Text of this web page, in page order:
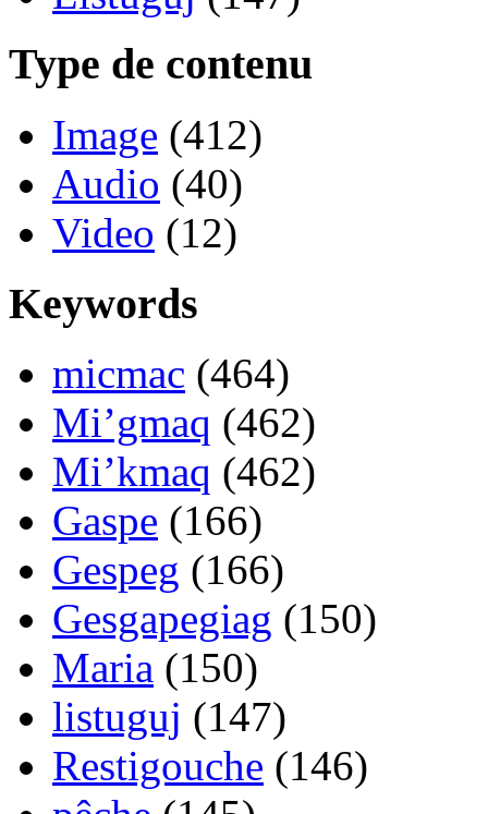
Type de contenu
Image (412)
Audio (40)
Video (12)
Keywords
micmac (464)
Mi’gmaq (462)
Mi’kmaq (462)
Gaspe (166)
Gespeg (166)
Gesgapegiag (150)
Maria (150)
listuguj (147)
Restigouche (146)